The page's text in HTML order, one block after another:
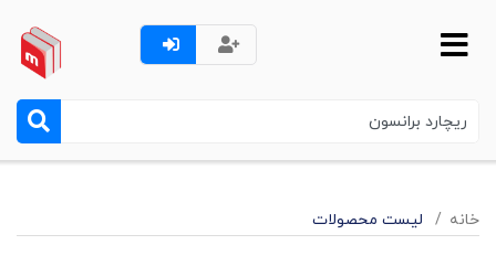
خانه لیست محصولات